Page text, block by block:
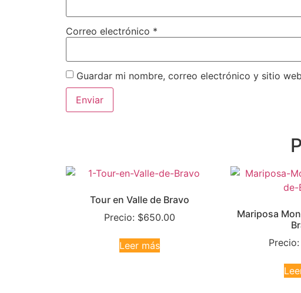
Correo electrónico *
Guardar mi nombre, correo electrónico y sitio
Tour en Valle de Bravo
Precio: $650.00
Leer más
Mariposa
Precio: